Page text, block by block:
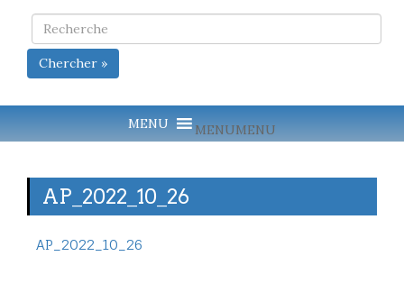
Chercher »
MENUMENU
AP_2022_10_26
AP_2022_10_26